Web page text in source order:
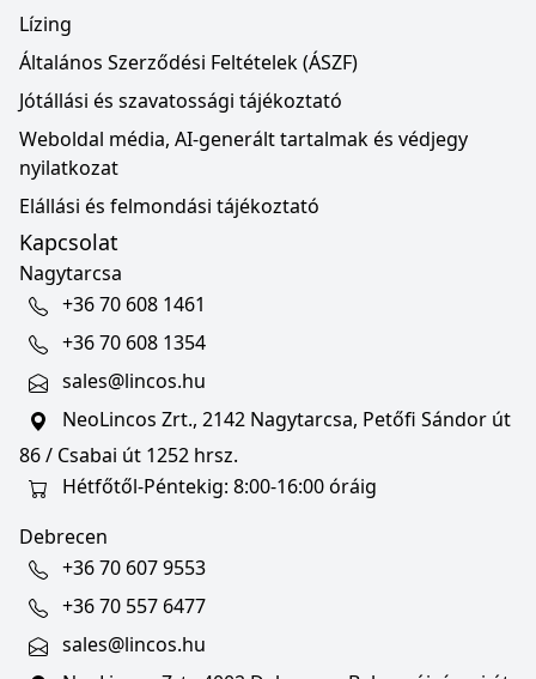
Lízing
Általános Szerződési Feltételek (ÁSZF)
Jótállási és szavatossági tájékoztató
Weboldal média, AI-generált tartalmak és védjegy
nyilatkozat
Elállási és felmondási tájékoztató
Kapcsolat
Nagytarcsa
+36 70 608 1461
+36 70 608 1354
sales@lincos.hu
NeoLincos Zrt., 2142 Nagytarcsa, Petőfi Sándor út
86 / Csabai út 1252 hrsz.
Hétfőtől-Péntekig: 8:00-16:00 óráig
Debrecen
+36 70 607 9553
+36 70 557 6477
sales@lincos.hu